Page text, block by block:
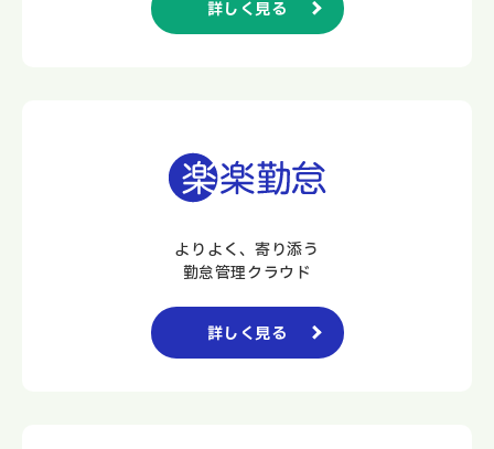
詳しく見る
よりよく、寄り添う
勤怠管理クラウド
詳しく見る